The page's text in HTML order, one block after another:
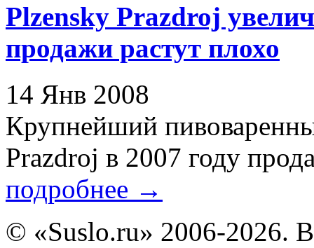
Plzensky Prazdroj
продажи растут плохо
14 Янв 2008
Крупнейший
Prazdroj в 2007 году
подробнее →
© «Suslo.ru» 2006-2026.